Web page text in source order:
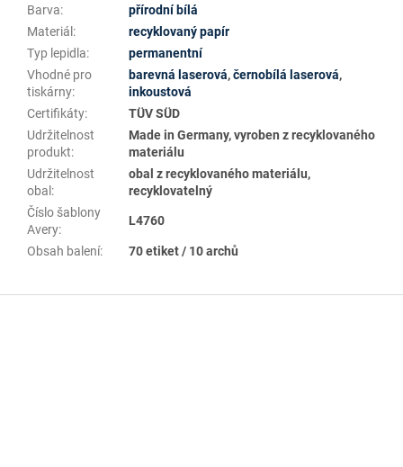
Barva:
přírodní bílá
Materiál :
recyklovaný papír
Typ lepidla:
permanentní
Vhodné pro
tiskárny:
barevná laserová,černobílá laserová,
inkoustová
Certifikáty:
TÜV SÜD
Udržitelnost
produkt:
Made in Germany, vyroben z recyklovaného
materiálu
Udržitelnost
obal :
obal z recyklovaného materiálu,
recyklovatelný
Číslo šablony
Avery:
L4760
Obsah balení: 70 etiket / 10 archů